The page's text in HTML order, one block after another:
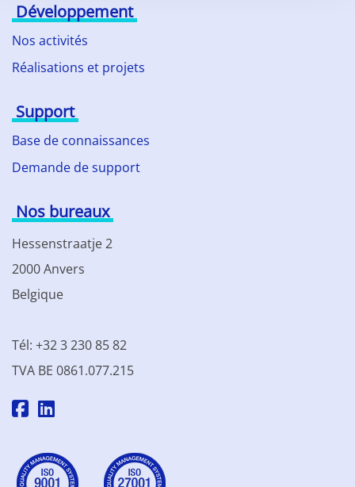
Développement
Nos activités
Réalisations et projets
Support
Base de connaissances
Demande de support
Nos bureaux
Hessenstraatje 2
2000 Anvers
Belgique
Tél: +32 3 230 85 82
TVA BE 0861.077.215